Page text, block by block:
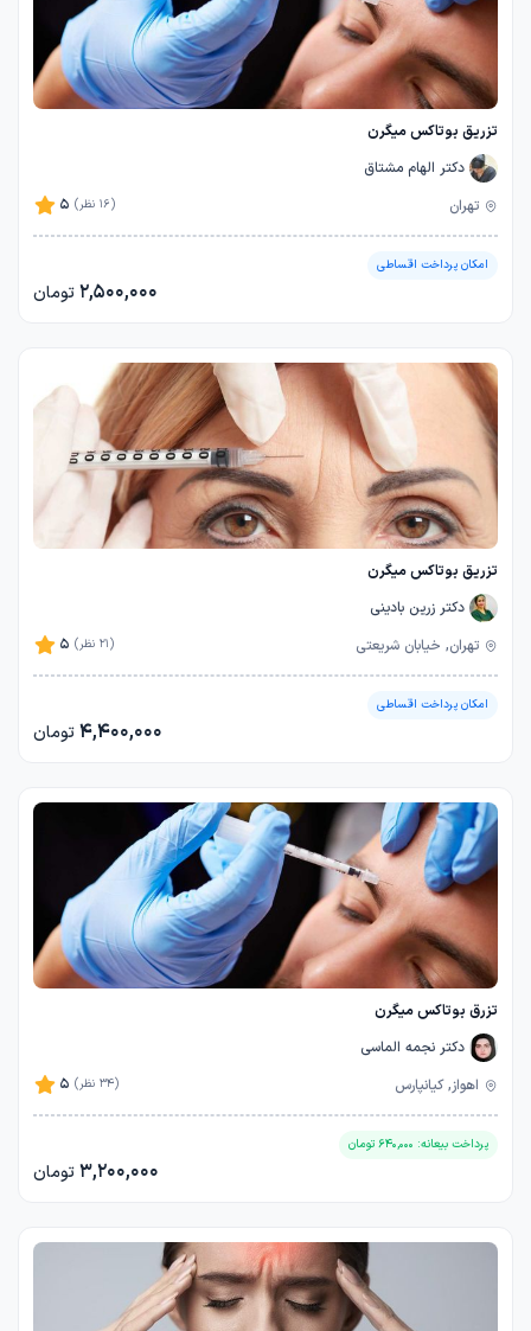
تزریق بوتاکس میگرن
دکتر الهام مشتاق
5
(16 نظر) تهران
امکان پرداخت اقساطی
2,500,000تومان
تزریق بوتاکس میگرن
دکتر زرین بادینی
5
(21 نظر) تهران, خیابان شریعتی
امکان پرداخت اقساطی
4,400,000تومان
تزرق بوتاکس میگرن
دکتر نجمه الماسی
5
(34 نظر) اهواز, کیانپارس
پرداخت بیعانه: 640,000 تومان
3,200,000تومان